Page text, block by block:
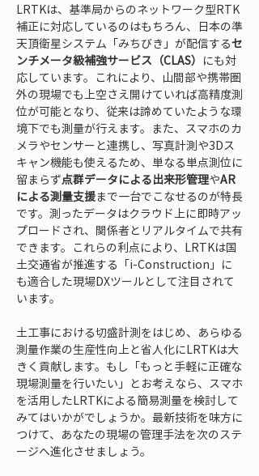
LRTKは、基準局からのネットワーク型RTK
補正に対応しているのはもちろん、日本の準
天頂衛星システム「みちびき」が配信するセ
ンチメータ級補強サービス（CLAS） にも対
応しています。これにより、山間部や携帯圏
外の現場でも上空さえ開けていれば高精度測
位が可能となり、従来は諦めていたような環
境下でも測量が行えます。また、スマホのカ
メラやセンサーと連携し、写真計測や3Dス
キャン機能も使えるため、単なる単点測位に
留まらず点群データによる出来形管理やAR
による測量支援まで一台でこなせるのが特長
です。測ったデータはクラウド上に即時アッ
プロードされ、関係者とリアルタイムで共有
できます。これらの利点により、LRTKは国
土交通省が推進する「i-Construction」に
も適合した現場DXツールとして注目されて
います。
土工事における切盛計測をはじめ、あらゆる
測量作業の生産性向上と省人化にLRTKは大
きく貢献します。もし「もっと手軽に正確な
現場測量を行いたい」とお考えなら、スマホ
を活用したLRTKによる簡易測量を検討して
みてはいかがでしょうか。最新技術を味方に
つけて、あなたの現場の管理手法を次のステ
ージへ進化させましょう。